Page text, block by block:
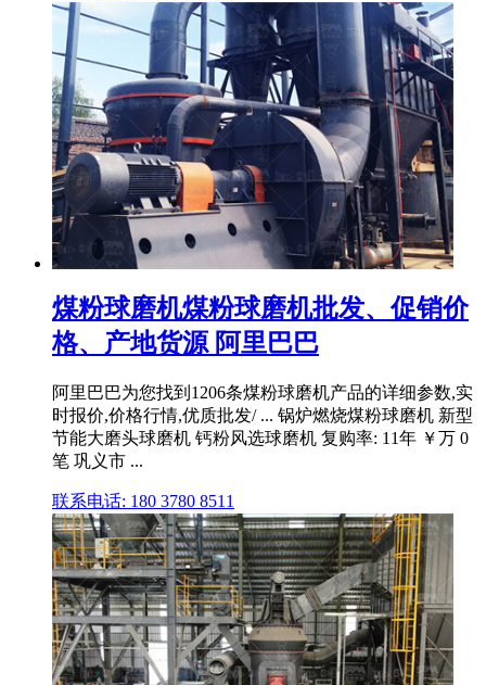
煤粉球磨机煤粉球磨机批发、促销价
格、产地货源 阿里巴巴
阿里巴巴为您找到1206条煤粉球磨机产品的详细参数,实
时报价,价格行情,优质批发/ ... 锅炉燃烧煤粉球磨机 新型
节能大磨头球磨机 钙粉风选球磨机 复购率: 11年 ￥万 0
笔 巩义市 ...
联系电话: 180 3780 8511